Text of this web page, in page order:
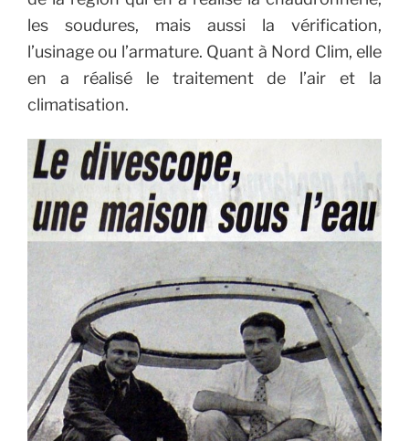
les soudures, mais aussi la vérification,
l’usinage ou l’armature. Quant à Nord Clim, elle
en a réalisé le traitement de l’air et la
climatisation.